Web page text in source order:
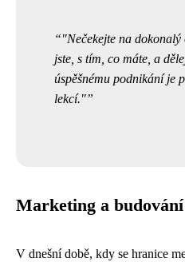
"Nečekejte na
jste, s tím, co máte, a
úspěšnému podnikání je
lekcí."
Marketing a
V dnešní době, kdy se hranice